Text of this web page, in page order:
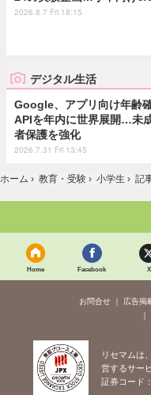
2026.8.7 Fri 18:15
デジタル生活
Google、アプリ向け年齢
APIを年内に世界展開…未
者保護を強化
2026.7.31 Fri 13:45
ホーム › 教育・受験 › 小学生 › 記
Home Facebook X
お問合せ 広告掲
リセマムは
営するサー
証券コード